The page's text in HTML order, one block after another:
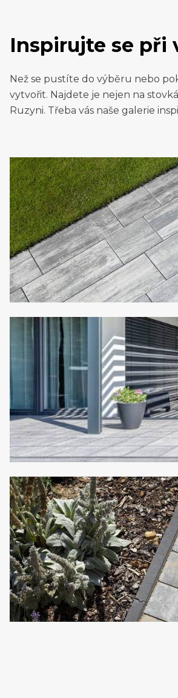
Inspirujte se při
Než se pustíte do výběru nebo
vytvořit. Najdete je nejen na
Ruzyni. Třeba vás naše galerie